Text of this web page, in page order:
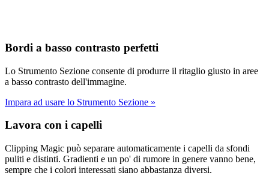
Bordi a basso contrasto perfetti
Lo Strumento Sezione consente di produrre il ritaglio giusto in aree
a basso contrasto dell'immagine.
Impara ad usare lo Strumento Sezione »
Lavora con i capelli
Clipping Magic può separare automaticamente i capelli da sfondi
puliti e distinti. Gradienti e un po' di rumore in genere vanno bene,
sempre che i colori interessati siano abbastanza diversi.